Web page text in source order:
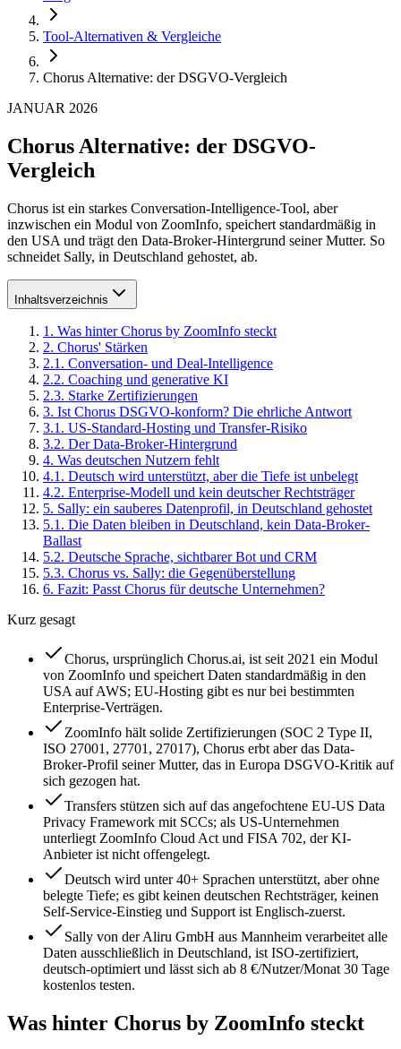
Tool-Alternativen & Vergleiche
Chorus Alternative: der DSGVO-Vergleich
JANUAR 2026
Chorus Alternative: der DSGVO-
Vergleich
Chorus ist ein starkes Conversation-Intelligence-Tool, aber
inzwischen ein Modul von ZoomInfo, speichert standardmäßig in
den USA und trägt den Data-Broker-Hintergrund seiner Mutter. So
schneidet Sally, in Deutschland gehostet, ab.
Inhaltsverzeichnis
1 . Was hinter Chorus by ZoomInfo steckt
2. Chorus' Stärken
2.1 . Conversation- und Deal-Intelligence
2.2. Coaching und generative KI
2.3. Starke Zertifizierungen
3. Ist Chorus DSGVO-konform? Die ehrliche Antwort
3.1 . US-Standard-Hosting und Transfer-Risiko
3.2. Der Data-Broker-Hintergrund
4. Was deutschen Nutzern fehlt
4.1 . Deutsch wird unterstützt, aber die Tiefe ist unbelegt
4.2. Enterprise-Modell und kein deutscher Rechtsträger
5. Sally: ein sauberes Datenprofil, in Deutschland gehostet
5.1 . Die Daten bleiben in Deutschland, kein Data-Broker-
Ballast
5.2. Deutsche Sprache, sichtbarer Bot und CRM
5.3. Chorus vs. Sally: die Gegenüberstellung
6. Fazit: Passt Chorus für deutsche Unternehmen?
Kurz gesagt
Chorus, ursprünglich Chorus.ai, ist seit 2021 ein Modul
von ZoomInfo und speichert Daten standardmäßig in den
USA auf AWS; EU-Hosting gibt es nur bei bestimmten
Enterprise-Verträgen.
ZoomInfo hält solide Zertifizierungen (SOC 2 Type II,
ISO 27001, 27701, 27017), Chorus erbt aber das Data-
Broker-Profil seiner Mutter, das in Europa DSGVO-Kritik auf
sich gezogen hat.
Transfers stützen sich auf das angefochtene EU-US Data
Privacy Framework mit SCCs; als US-Unternehmen
unterliegt ZoomInfo Cloud Act und FISA 702, der KI-
Anbieter ist nicht offengelegt.
Deutsch wird unter 40+ Sprachen unterstützt, aber ohne
belegte Tiefe; es gibt keinen deutschen Rechtsträger, keinen
Self-Service-Einstieg und Support ist Englisch-zuerst.
Sally von der Aliru GmbH aus Mannheim verarbeitet alle
Daten ausschließlich in Deutschland, ist ISO-zertifiziert,
deutsch-optimiert und lässt sich ab 8 €/Nutzer/Monat 30 Tage
kostenlos testen.
Was hinter Chorus by ZoomInfo steckt